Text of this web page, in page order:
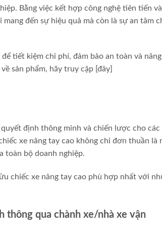
Bằng việc kết hợp công nghệ tiên tiến
đến sự hiệu quả mà còn là sự an tâm
tiết kiệm chi phí, đảm bảo an toàn và
sản phẩm, hãy truy cập [đây]
định thông minh và chiến lược cho các
xe nâng tay cao không chỉ đơn thuần là
toàn bộ doanh nghiệp.
chiếc xe nâng tay cao phù hợp nhất với
thông qua chành xe/nhà xe vận